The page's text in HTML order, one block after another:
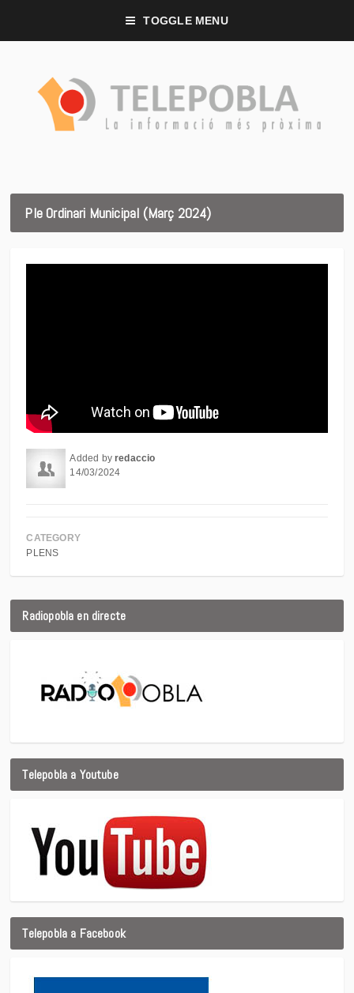
TOGGLE MENU
Ple Ordinari Municipal (Març 2024)
Added byredaccio
14/03/2024
CATEGORY
PLENS
Radiopobla en directe
Telepobla a Youtube
Telepobla a Facebook